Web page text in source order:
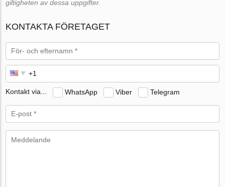
giltigheten av dessa uppgifter.
KONTAKTA FÖRETAGET
Kontakt via... WhatsApp Viber Telegram